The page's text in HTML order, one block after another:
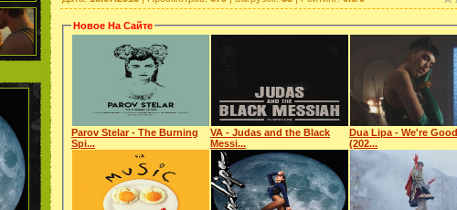
Новое На Сайте
Parov Stelar - The Burning
Spi...
VA - Judas and the Black
Messi...
Dua Lipa - We're Good
(202...